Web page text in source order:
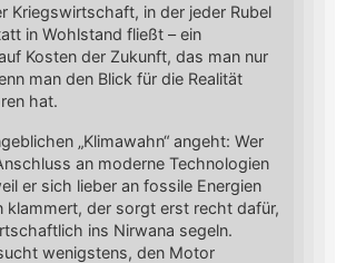
Kriegswirtschaft, in der jeder Rubel
in Wohlstand fließt – ein
Kosten der Zukunft, das man nur
man den Blick für die Realität
hat.
„Klimawahn“ angeht: Wer
an moderne Technologien
er sich lieber an fossile Energien
klammert, der sorgt erst recht dafür,
ins Nirwana segeln.
wenigstens, den Motor